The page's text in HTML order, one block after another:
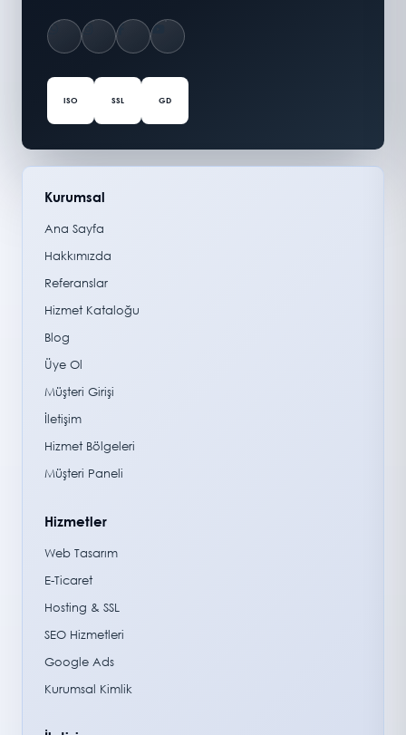
ISO SSL GD
Kurumsal
Ana Sayfa
Hakkımızda
Referanslar
Hizmet Kataloğu
Blog
Üye Ol
Müşteri Girişi
İletişim
Hizmet Bölgeleri
Müşteri Paneli
Hizmetler
Web Tasarım
E-Ticaret
Hosting & SSL
SEO Hizmetleri
Google Ads
Kurumsal Kimlik